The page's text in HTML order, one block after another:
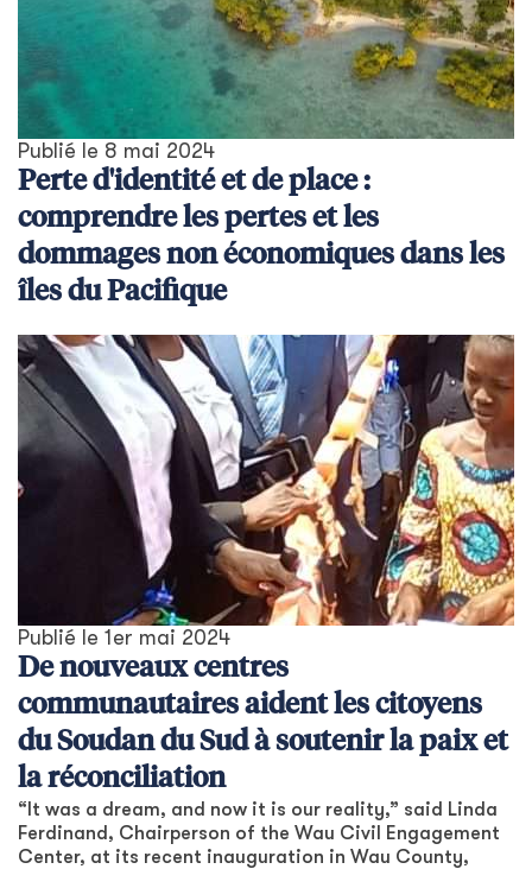
Publié le 8 mai 2024
Perte d'identité et de place :
comprendre les pertes et les
dommages non économiques dans les
îles du Pacifique
Publié le 1er mai 2024
De nouveaux centres
communautaires aident les citoyens
du Soudan du Sud à soutenir la paix et
la réconciliation
“It was a dream, and now it is our reality,” said Linda
Ferdinand, Chairperson of the Wau Civil Engagement
Center, at its recent inauguration in Wau County,